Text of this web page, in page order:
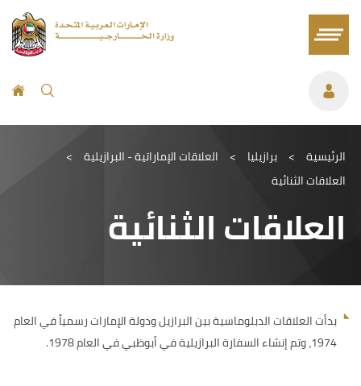
الرئيسية > برازيليا > العلاقات الإماراتية - البرازيلية >
العلاقات الثنائية
العلاقات الثنائية
بدأت العلاقات الدبلوماسية بين البرازيل ودولة الإمارات رسمياً في العام
1974، وتم إنشاء السفارة البرازيلية في أبوظبي في العام 1978.